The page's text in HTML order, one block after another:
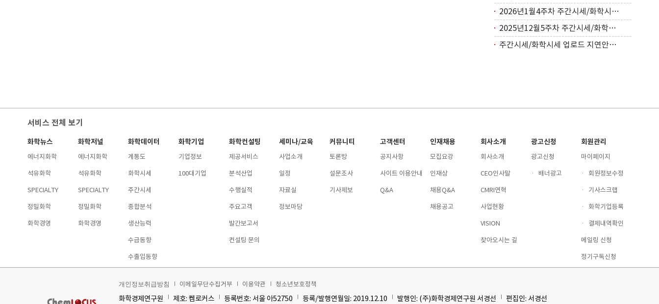
2026년1월4주차 주간시세/화학시세 업로드..
2025년12월5주차 주간시세/화학시세 업로..
주간시세/화학시세 업로드 지연안내(2025년..
서비스 전체 보기
화학뉴스
에너지화학
석유화학
SPECIALTY
정밀화학
화학경영
화학저널
에너지화학
석유화학
SPECIALTY
정밀화학
화학경영
화학데이터
계통도
화학시세
주간시세
종합분석
생산능력
수급동향
수출입동향
화학기업
기업정보
100대기업
화학컨설팅
제공서비스
분석산업
수행실적
주요고객
발간보고서
컨설팅 문의
세미나/교육
사업소개
일정
자료실
정보마당
커뮤니티
토론방
설문조사
기사제보
고객센터
공지사항
사이트 이용안내
Q&A
인재채용
모집요강
인재상
채용Q&A
채용공고
회사소개
회사소개
CEO인사말
CMRI연혁
사업현황
VISION
찾아오시는 길
광고신청
광고신청
·
배너광고
회원관리
마이페이지
·
회원정보수정
·
기사스크랩
·
화학기업등록
·
결제내역확인
메일링 신청
정기구독신청
개인정보취급방침 이메일무단수집거부 이용약관 청소년보호정책
화학경제연구원 제호: 켐로커스 등록번호: 서울 아52750 등록/발행연월일: 2019.12.10 발행인: (주)화학경제연구원 서경선 편집인: 서경선